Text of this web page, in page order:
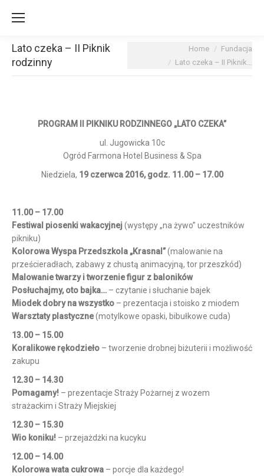
Lato czeka – II Piknik
rodzinny
Home
Fundacja
Lato czeka – II Piknik…
PROGRAM II PIKNIKU RODZINNEGO „LATO CZEKA”
ul. Jugowicka 10c
Ogród Farmona Hotel Business & Spa
Niedziela, 19 czerwca 2016, godz. 11.00 – 17.00
11.00 – 17.00
Festiwal piosenki wakacyjnej(występy „na żywo” uczestników
pikniku)
Kolorowa Wyspa Przedszkola „Krasnal”(malowanie na
prześcieradłach, zabawy z chustą animacyjną, tor przeszkód)
Malowanie twarzy i tworzenie figur z baloników
Posłuchajmy, oto bajka… – czytanie i słuchanie bajek
Miodek dobry na wszystko – prezentacja i stoisko z miodem
Warsztaty plastyczne(motylkowe opaski, bibułkowe cuda)
13.00 – 15.00
Koralikowe rękodzieło – tworzenie drobnej biżuterii i możliwość
zakupu
12.30 – 14.30
Pomagamy! – prezentacje Straży Pożarnej z wozem
strażackim i Straży Miejskiej
12.30 – 15.30
Wio koniku! – przejażdżki na kucyku
12.00 – 14.00
Kolorowa wata cukrowa – porcje dla każdego!